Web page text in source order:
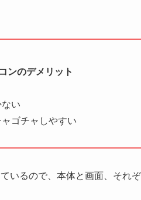
ンのデメリット
い
ゴチャしやすい
いるので、本体と画面、それ